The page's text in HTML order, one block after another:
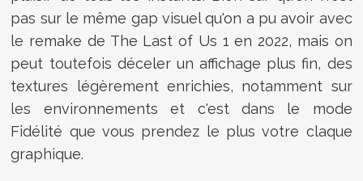
pas sur le même gap visuel qu'on a pu avoir avec
le remake de The Last of Us 1 en 2022, mais on
peut toutefois déceler un affichage plus fin, des
textures légèrement enrichies, notamment sur
les environnements et c'est dans le mode
Fidélité que vous prendez le plus votre claque
graphique.